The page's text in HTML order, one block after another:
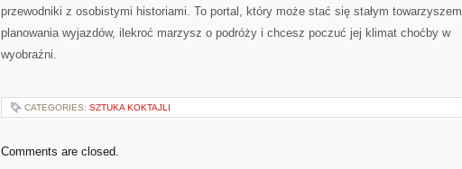
przewodniki z osobistymi historiami. To portal, który może stać się stałym towarzyszem
planowania wyjazdów, ilekroć marzysz o podróży i chcesz poczuć jej klimat choćby w
wyobraźni.
CATEGORIES: SZTUKA KOKTAJLI
Comments are closed.